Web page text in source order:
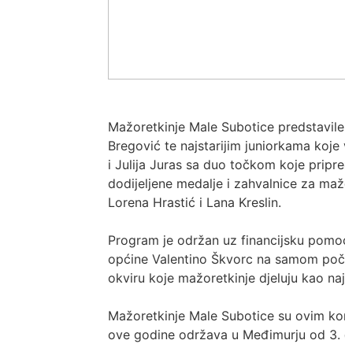
Mažoretkinje Male Subotice
Bregović te najstarijim juniorkama
i Julija Juras sa duo točkom koje
dodijeljene medalje i zahvalnice za
Lorena Hrastić i Lana Kreslin.
Program je održan uz financijsku
općine Valentino Škvorc na samom
okviru koje mažoretkinje djeluju kao
Mažoretkinje Male Subotice su ovim
ove godine održava u Međimurju od 3.